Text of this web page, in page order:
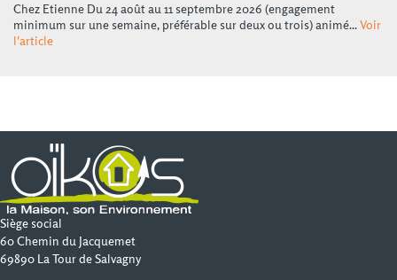
Chez Etienne Du 24 août au 11 septembre 2026 (engagement
minimum sur une semaine, préférable sur deux ou trois) animé...Voir
l'article
Siège social
60 Chemin du Jacquemet
69890 La Tour de Salvagny